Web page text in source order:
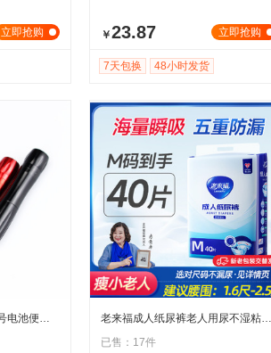
立即抢购 立即抢购
￥23.87
7天包换 48小时发货
铝合金LED手电筒迷你5号电池便携应急照明灯家用户外露营徒步灯
老来福成人纸尿裤老人用尿不湿粘贴式男女专用老年人用3码
已售：17件